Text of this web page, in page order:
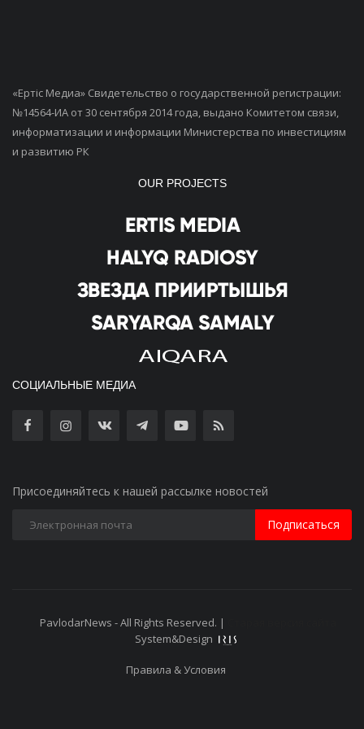
«Ертiс Медиа» Свидетельство о государственной регистрации:
№14564-ИА от 30 сентября 2014 года, выдано Комитетом связи,
информатизации и информации Министерства по инвестициям
и развитию РК
OUR PROJECTS
СОЦИАЛЬНЫЕ МЕДИА
Присоединяйтесь к нашей рассылке новостей
Подписаться
PavlodarNews - All Rights Reserved. |
System&Design
Правила & Условия